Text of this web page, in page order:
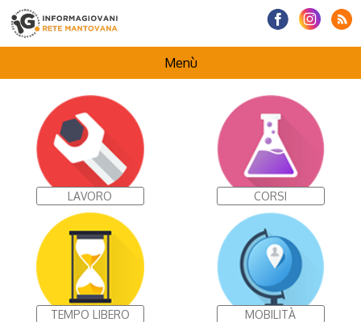
Menù
CENTRI INFORMAGIOVANI
LAVORO CORSI
TEMPO LIBERO MOBILITÀ